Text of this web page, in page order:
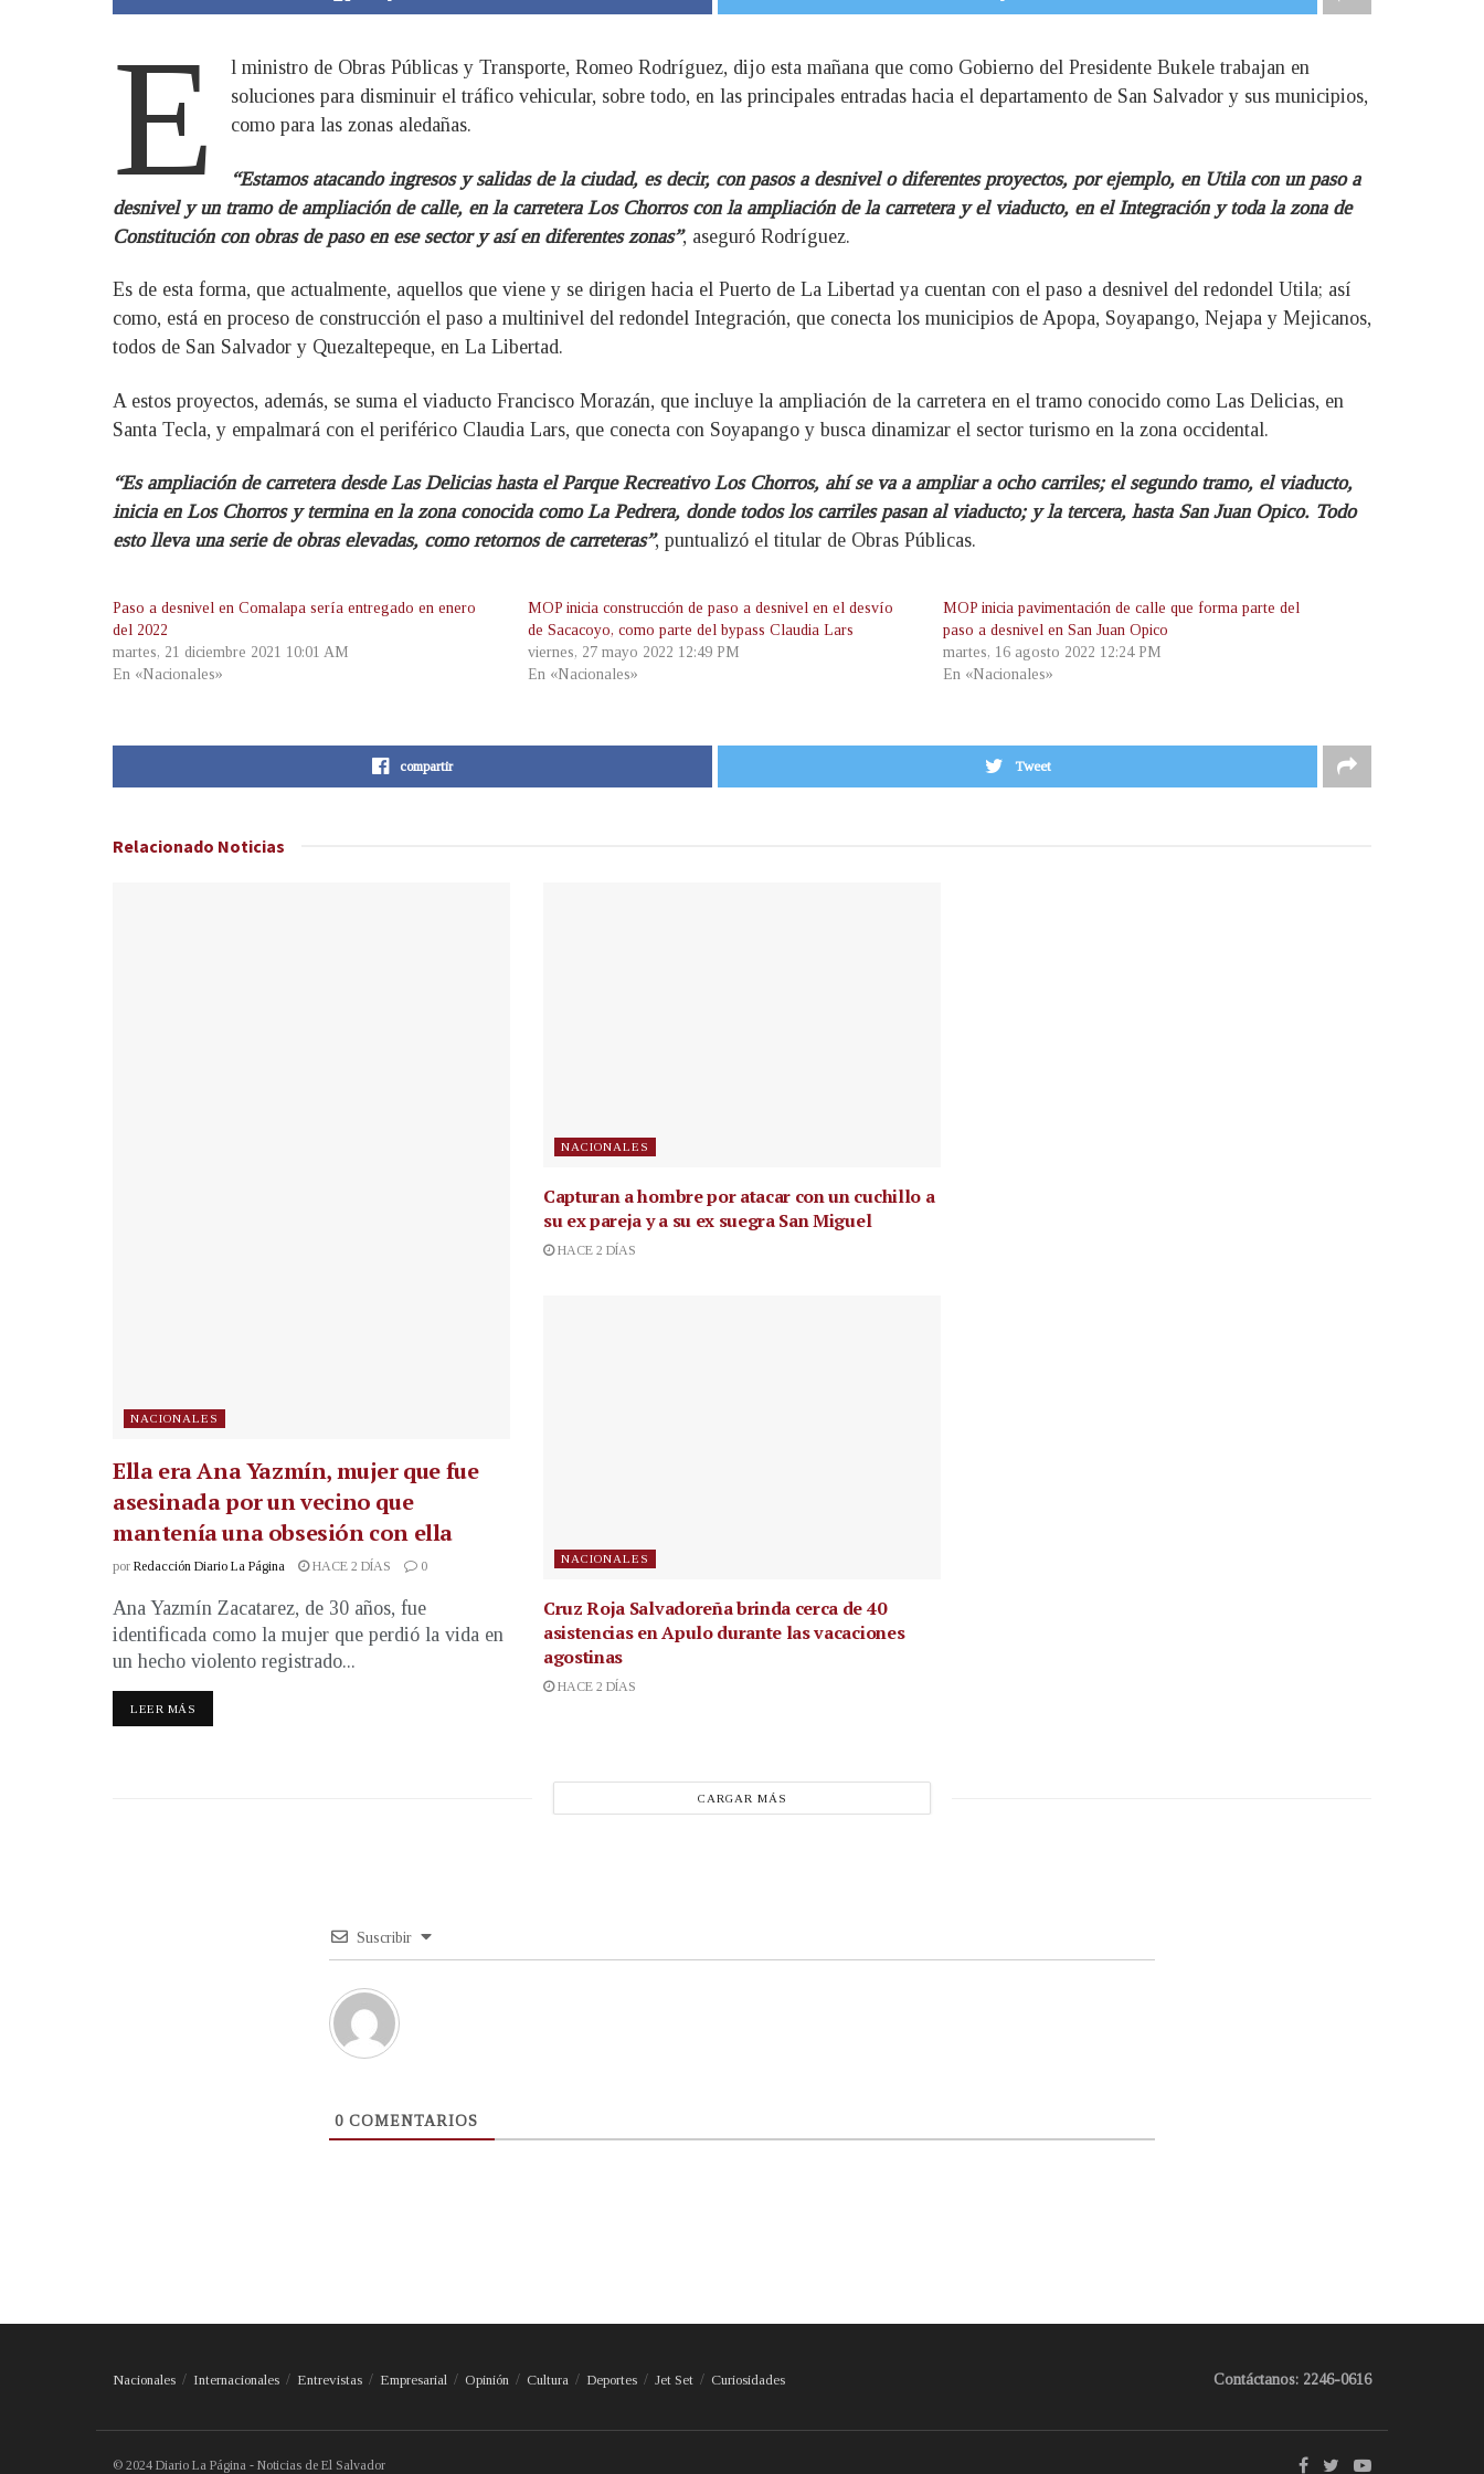
E
l ministro de Obras Públicas y Transporte, Romeo Rodríguez, dijo esta mañana que como Gobierno del Presidente Bukele trabajan en
soluciones para disminuir el tráfico vehicular, sobre todo, en las principales entradas hacia el departamento de San Salvador y sus municipios,
como para las zonas aledañas.
“Estamos atacando ingresos y salidas de la ciudad, es decir, con pasos a desnivel o diferentes proyectos, por ejemplo, en Utila con un paso a
desnivel y un tramo de ampliación de calle, en la carretera Los Chorros con la ampliación de la carretera y el viaducto, en el Integración y toda la zona de
Constitución con obras de paso en ese sector y así en diferentes zonas”, aseguró Rodríguez.
Es de esta forma, que actualmente, aquellos que viene y se dirigen hacia el Puerto de La Libertad ya cuentan con el paso a desnivel del redondel Utila; así
como, está en proceso de construcción el paso a multinivel del redondel Integración, que conecta los municipios de Apopa, Soyapango, Nejapa y Mejicanos,
todos de San Salvador y Quezaltepeque, en La Libertad.
A estos proyectos, además, se suma el viaducto Francisco Morazán, que incluye la ampliación de la carretera en el tramo conocido como Las Delicias, en
Santa Tecla, y empalmará con el periférico Claudia Lars, que conecta con Soyapango y busca dinamizar el sector turismo en la zona occidental.
“Es ampliación de carretera desde Las Delicias hasta el Parque Recreativo Los Chorros, ahí se va a ampliar a ocho carriles; el segundo tramo, el viaducto,
inicia en Los Chorros y termina en la zona conocida como La Pedrera, donde todos los carriles pasan al viaducto; y la tercera, hasta San Juan Opico. Todo
esto lleva una serie de obras elevadas, como retornos de carreteras”, puntualizó el titular de Obras Públicas.
Paso a desnivel en Comalapa sería entregado en enero
del 2022
martes, 21 diciembre 2021 10:01 AM
En «Nacionales»
MOP inicia construcción de paso a desnivel en el desvío
de Sacacoyo, como parte del bypass Claudia Lars
viernes, 27 mayo 2022 12:49 PM
En «Nacionales»
MOP inicia pavimentación de calle que forma parte del
paso a desnivel en San Juan Opico
martes, 16 agosto 2022 12:24 PM
En «Nacionales»
compartir Tweet
Relacionado Noticias
NACIONALES
Ella era Ana Yazmín, mujer que fue
asesinada por un vecino que
mantenía una obsesión con ella
por Redacción Diario La Página HACE 2 DÍAS 0
Ana Yazmín Zacatarez, de 30 años, fue
identificada como la mujer que perdió la vida en
un hecho violento registrado...
LEER MÁS
NACIONALES
Capturan a hombre por atacar con un cuchillo a
su ex pareja y a su ex suegra San Miguel
HACE 2 DÍAS
NACIONALES
Cruz Roja Salvadoreña brinda cerca de 40
asistencias en Apulo durante las vacaciones
agostinas
HACE 2 DÍAS
CARGAR MÁS
Suscribir
0 COMENTARIOS
Nacionales Internacionales Entrevistas Empresarial Opinión Cultura Deportes Jet Set Curiosidades Contáctanos: 2246-0616
© 2024 Diario La Página - Noticias de El Salvador